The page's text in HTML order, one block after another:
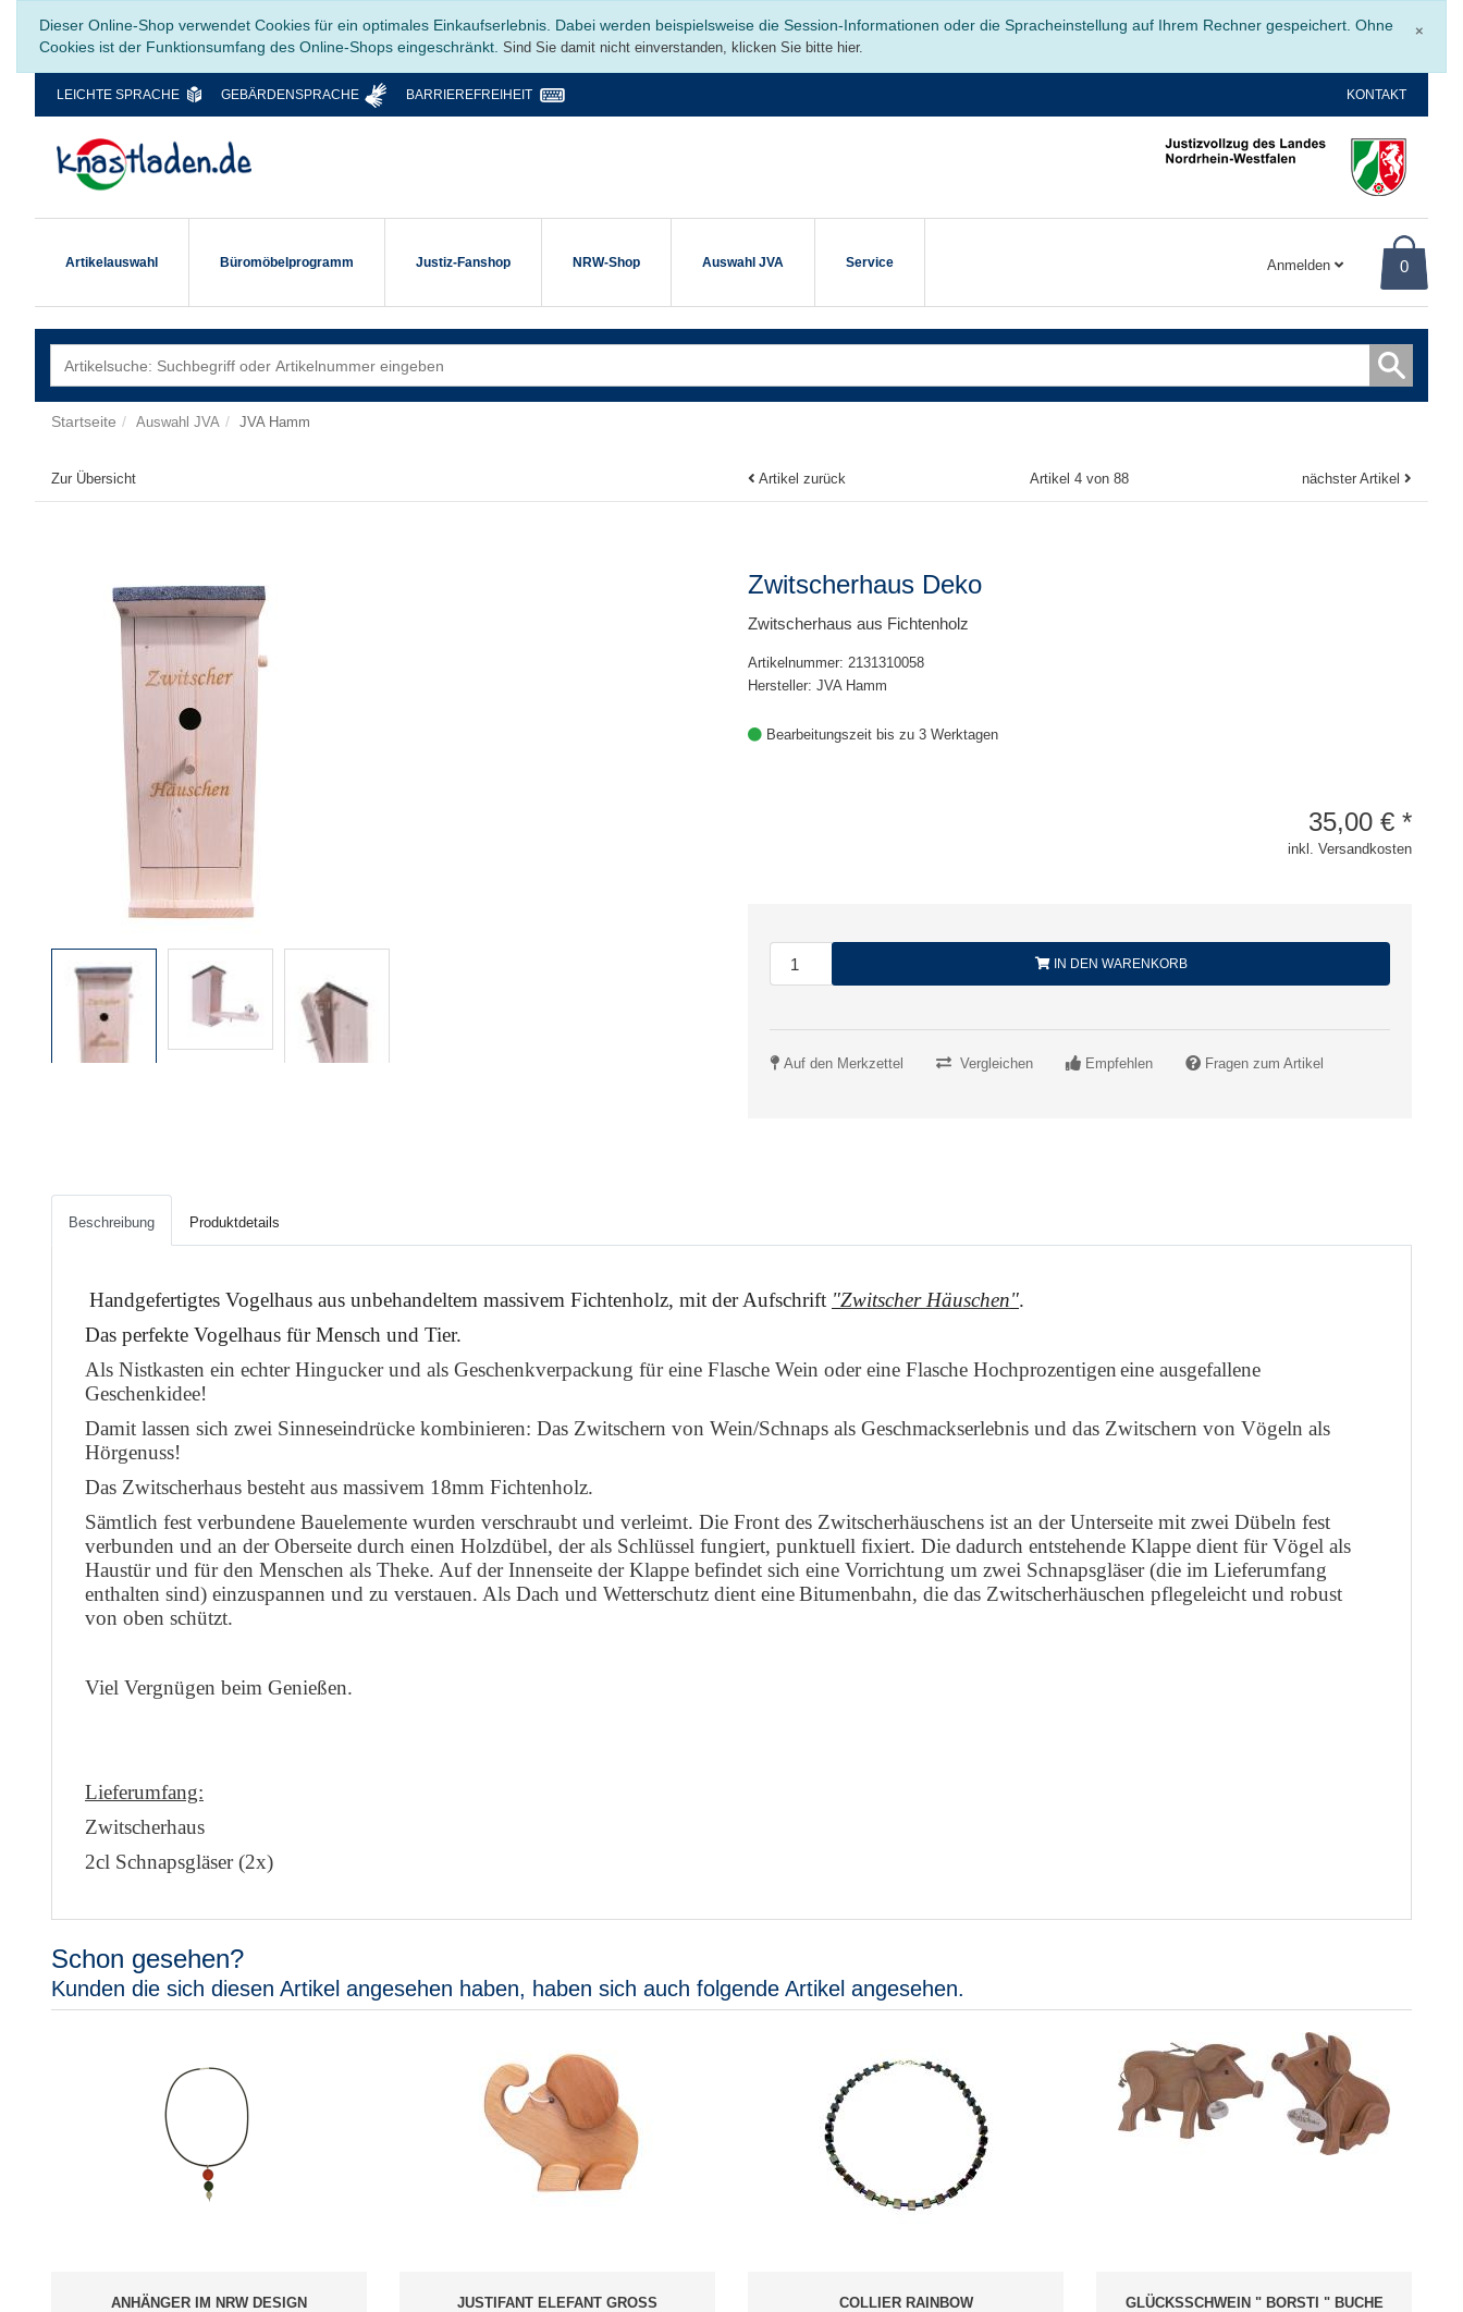
×
Dieser Online-Shop verwendet Cookies für ein optimales Einkaufserlebnis. Dabei werden beispielsweise die Session-Informationen oder die Spracheinstellung auf Ihrem Rechner gespeichert. Ohne
Cookies ist der Funktionsumfang des Online-Shops eingeschränkt. Sind Sie damit nicht einverstanden, klicken Sie bitte hier.
LEICHTE SPRACHE GEBÄRDENSPRACHE BARRIEREFREIHEIT KONTAKT
Artikelauswahl Büromöbelprogramm Justiz-Fanshop NRW-Shop Auswahl JVA Service Anmelden 0
Startseite Auswahl JVA JVA Hamm
Zur Übersicht Artikel zurück Artikel 4 von 88 nächster Artikel
Zwitscherhaus Deko
Zwitscherhaus aus Fichtenholz
Artikelnummer: 2131310058
Hersteller: JVA Hamm
Bearbeitungszeit bis zu 3 Werktagen
35,00 € *
inkl. Versandkosten
IN DEN WARENKORB
Auf den Merkzettel Vergleichen Empfehlen Fragen zum Artikel
Beschreibung Produktdetails
Handgefertigtes Vogelhaus aus unbehandeltem massivem Fichtenholz, mit der Aufschrift "Zwitscher Häuschen".
Das perfekte Vogelhaus für Mensch und Tier.
Als Nistkasten ein echter Hingucker und als Geschenkverpackung für eine Flasche Wein oder eine Flasche Hochprozentigeneine ausgefallene
Geschenkidee!
Damit lassen sich zwei Sinneseindrücke kombinieren: Das Zwitschern von Wein/Schnaps als Geschmackserlebnis und das Zwitschern von Vögeln als
Hörgenuss!
Das Zwitscherhaus besteht aus massivem 18mm Fichtenholz.
Sämtlich fest verbundene Bauelemente wurden verschraubt und verleimt. Die Front des Zwitscherhäuschens ist an der Unterseite mit zwei Dübeln fest
verbunden und an der Oberseite durch einen Holzdübel, der als Schlüssel fungiert, punktuell fixiert. Die dadurch entstehende Klappe dient für Vögel als
Haustür und für den Menschen als Theke. Auf der Innenseite der Klappe befindet sich eine Vorrichtung um zwei Schnapsgläser (die im Lieferumfang
enthalten sind) einzuspannen und zu verstauen. Als Dach und Wetterschutz dient eineBitumenbahn, die das Zwitscherhäuschen pflegeleicht und robust
von oben schützt.
Viel Vergnügen beim Genießen.
Lieferumfang:
Zwitscherhaus
2cl Schnapsgläser (2x)
Schon gesehen?
Kunden die sich diesen Artikel angesehen haben, haben sich auch folgende Artikel angesehen.
ANHÄNGER IM NRW DESIGN JUSTIFANT ELEFANT GROSS COLLIER RAINBOW GLÜCKSSCHWEIN " BORSTI " BUCHE